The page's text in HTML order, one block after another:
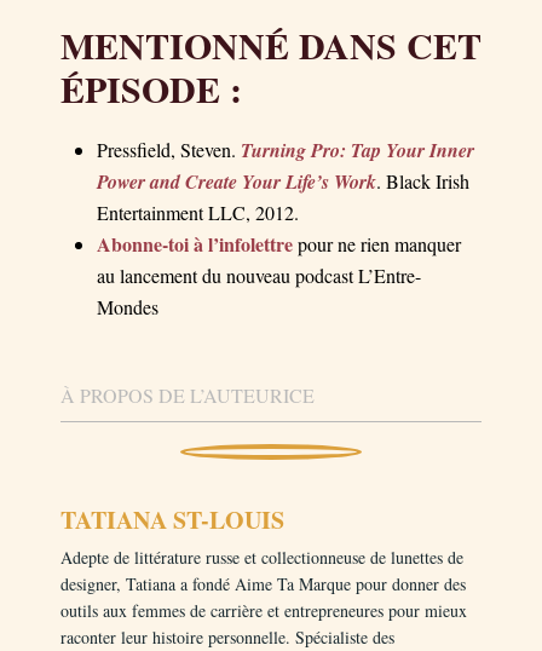
MENTIONNÉ DANS CET
ÉPISODE :
Pressfield, Steven. Turning Pro: Tap Your Inner
Power and Create Your Life’s Work. Black Irish
Entertainment LLC, 2012.
Abonne-toi à l’infolettrepour ne rien manquer
au lancement du nouveau podcast L’Entre-
Mondes
À PROPOS DE L’AUTEURICE
TATIANA ST-LOUIS
Adepte de littérature russe et collectionneuse de lunettes de
designer, Tatiana a fondé Aime Ta Marque pour donner des
outils aux femmes de carrière et entrepreneures pour mieux
raconter leur histoire personnelle. Spécialiste des